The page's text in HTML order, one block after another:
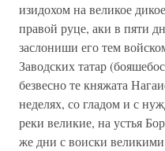
изидохом на великое
правой руце, аки в пяти
заслониши его тем
Заводских татар
безвесно те княжата
неделях, со гладом и с
реки великие, на устья
же дни с воиски